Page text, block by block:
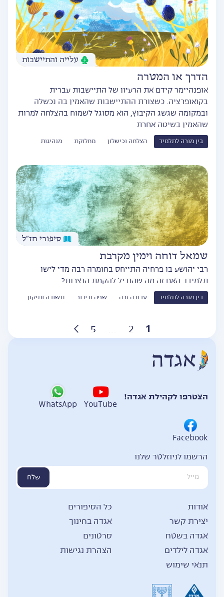
עלייה והתיישבות
הדרך או המטרה
אופנהיימר קידם את הרעיון של התיישבות עברית
בקואופרציה. כשצורת ההתיישבות שהאמין בה נכשלה
ובמקומה שגשג הקיבוץ, הוא מסוגל לשמוח בהצלחה למרות
שהאמין בשיטה אחרת
בין מורה לתלמיד הצלחה וכישלון מחלוקת מנהיגות
סיפורי חז״ל
שמאל דוחה וימין מקרבת
רבי יהושע בן פרחיה התייחס בחומרה רבה מדי לישו
תלמידו. האם זה מה שהוביל להקמת הנצרות?
בין מורה לתלמיד עבודה זרה שפה ודיבור תשובה ותיקון
pagination
1
2
…
5
הצטרפו לקהילת אגדה!
YouTube
WhatsApp
Facebook
הרשמו לניוזלטר שלנו
שלח
אודות
כל הסיפורים
יצירת קשר
הצהרת נגישות
אגדה בחינוך
אגדה בשטח
תנאי שימוש
סרטונים
אגדה לילדים